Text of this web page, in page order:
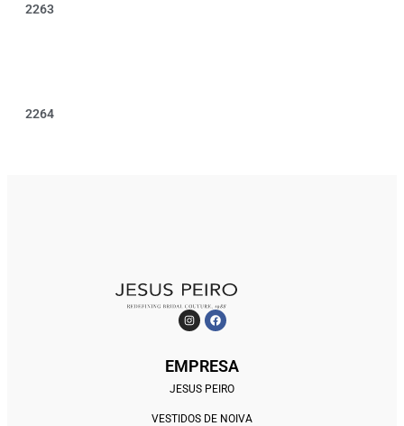
2263
2264
EMPRESA
JESUS PEIRO
VESTIDOS DE NOIVA